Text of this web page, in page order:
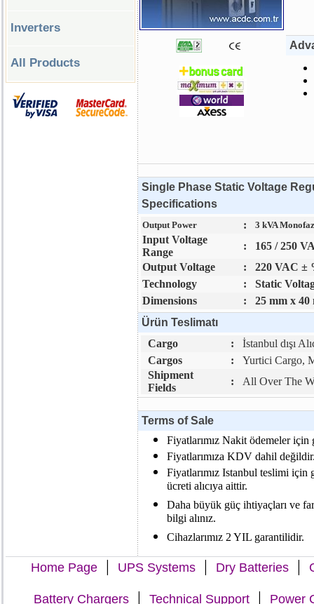
Inverters
All Products
Single Phase Static Voltage
Specifications
Output Power : 3 kVA
Input Voltage
Range
:
165 / 250
Output Voltage
:
220 VAC ±
Technology
:
Static
Dimensions
:
25 mm x
Ürün Teslimatı
Cargo
:
İstanbul dışı
Cargos
:
Yurtici Cargo,
Shipment
Fields
: All Over The
Terms of Sale
Fiyatlarımız Nakit ödemeler için
Fiyatlarımıza KDV dahil
Fiyatlarımız Istanbul teslimi için
ücreti alıcıya aittir.
Daha büyük güç ihtiyaçları ve
bilgi alınız.
Cihazlarımız 2 YIL garantilidir.
Home Page | UPS Systems | Dry Batteries |
Battery Chargers |Technical Support | Power